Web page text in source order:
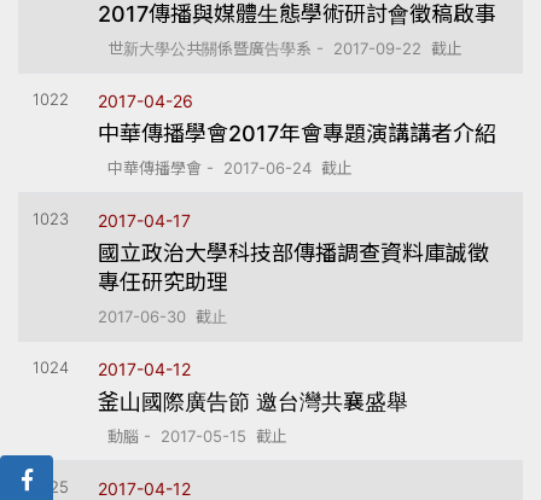
2017傳播與媒體生態學術研討會徵稿啟事
世新大學公共關係暨廣告學系 - 2017-09-22 截止
1022 2017-04-26
中華傳播學會2017年會專題演講講者介紹
中華傳播學會 - 2017-06-24 截止
1023 2017-04-17
國立政治大學科技部傳播調查資料庫誠徵
專任研究助理
2017-06-30 截止
1024 2017-04-12
釜山國際廣告節 邀台灣共襄盛舉
動腦 - 2017-05-15 截止
1025 2017-04-12